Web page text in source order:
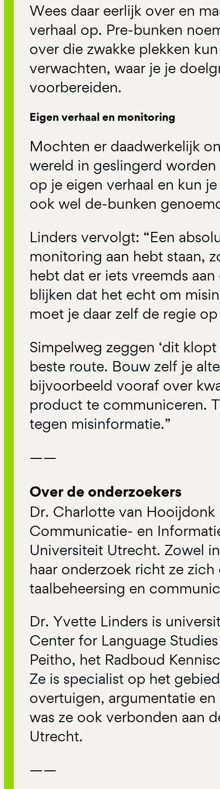
Wees daar eerlijk over en
verhaal op. Pre-bunken
over die zwakke plekken
verwachten, waar je je
voorbereiden.
Eigen verhaal en monitoring
Mochten er daadwerkelijk
wereld in geslingerd
op je eigen verhaal en kun
ook wel de-bunken
Linders vervolgt: “Een
monitoring aan hebt staan,
hebt dat er iets vreemds
blijken dat het echt om
moet je daar zelf de regie
Simpelweg zeggen ‘dit
beste route. Bouw zelf je
bijvoorbeeld vooraf over
product te communiceren.
tegen misinformatie.”
——
Over de onderzoekers
Dr. Charlotte van
Communicatie- en
Universiteit Utrecht. Zowel
haar onderzoek richt ze
taalbeheersing en
Dr. Yvette Linders is
Center for Language
Peitho, het Radboud
Ze is specialist op het
overtuigen, argumentatie
was ze ook verbonden aan
Utrecht.
——